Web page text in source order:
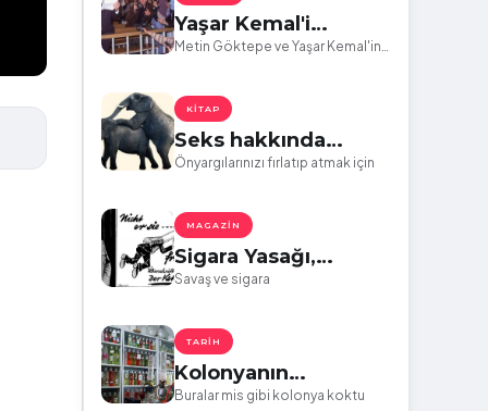
Yaşar Kemal'i
Okuyun, Cümle
Metin Göktepe ve Yaşar Kemal'in
KITAP
Seks hakkında
bilmek isteğiniz her
Önyargılarınızı fırlatıp atmak için
MAGAZIN
Sigara Yasağı,
Faşizm ve Hitler
Savaş ve sigara
TARIH
Kolonyanın
muhteşem dönüşü:
Buralar mis gibi kolonya koktu